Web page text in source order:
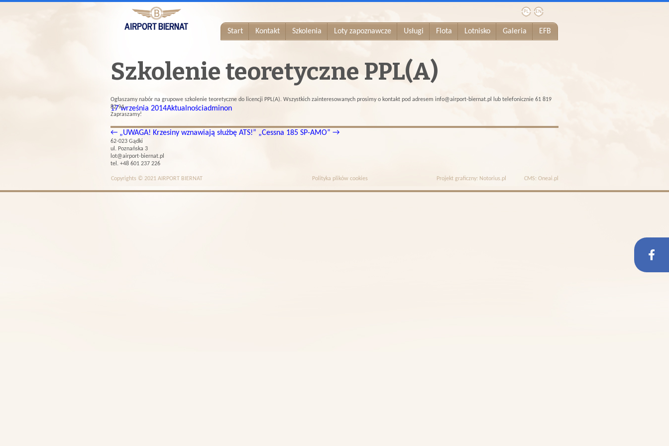
Start Kontakt Szkolenia Loty zapoznawcze Usługi Flota Lotnisko Galeria EFB
Szkolenie teoretyczne PPL(A)
17 września 2014Aktualnościadminon
Ogłaszamy nabór na grupowe szkolenie teoretyczne do licencji PPL(A). Wszystkich zainteresowanych prosimy o kontakt pod adresem info@airport-biernat.pl lub telefonicznie 61 819
82 94.
Zapraszamy!
← „UWAGA! Krzesiny wznawiają służbę ATS!” „Cessna 185 SP-AMO” →
62-023 Gądki
ul. Poznańska 3
lot@airport-biernat.pl
tel. +48 601 237 226
Copyrights © 2021 AIRPORT BIERNAT Polityka plików cookies Projekt graficzny: Notorius.pl CMS: Oneai.pl